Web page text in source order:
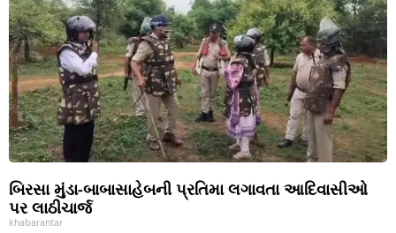
બિરસા મુંડા-બાબાસાહેબની પ્રતિમા લગાવતા આદિવાસીઓ
પર લાઠીચાર્જ
khabarantar